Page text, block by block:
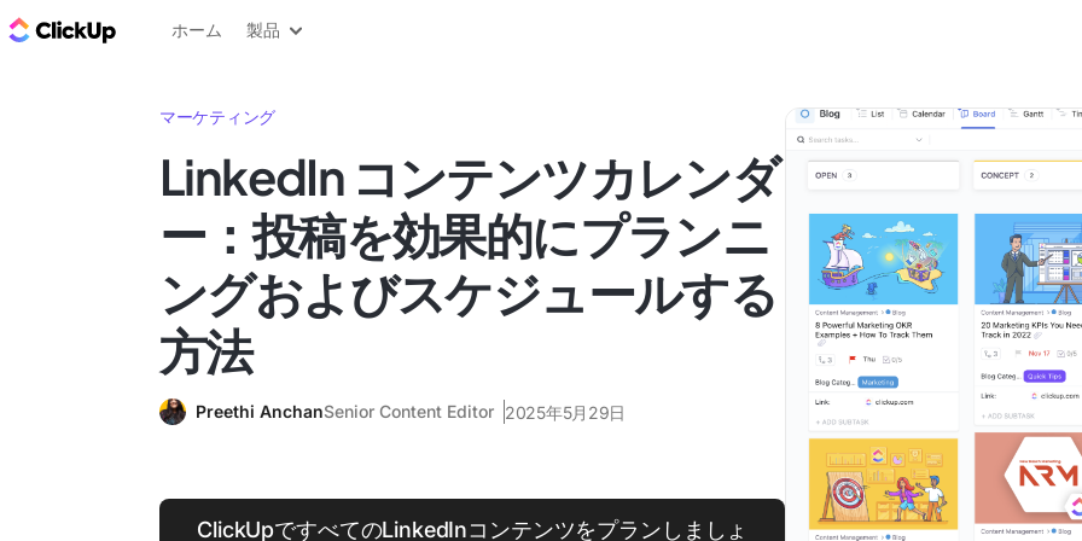
ClickUp ブログ
ホーム 製品
マーケティング
LinkedIn コンテンツカレンダ
ー：投稿を効果的にプランニ
ングおよびスケジュールする
方法
Preethi AnchanSenior Content Editor 2025年5月29日
ClickUpですべてのLinkedInコンテンツをプランしましょ